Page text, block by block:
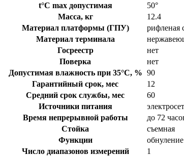
t°C max допустимая
50°
Масса, кг
12.4
Материал платформы (ГПУ)
рифленая
Материал терминала
Госреестр
нет
Поверка
нет
Допустимая влажность при 35°С, % 90
Гарантийный срок, мес
12
Средний срок службы, мес
60
Источники питания
Время непрерывной работы
до 72
Стойка
съемная
Функции
Число диапазонов измерений
1